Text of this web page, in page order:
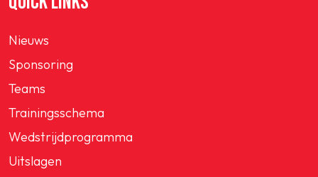
Nieuws
Sponsoring
Teams
Trainingsschema
Wedstrijdprogramma
Uitslagen